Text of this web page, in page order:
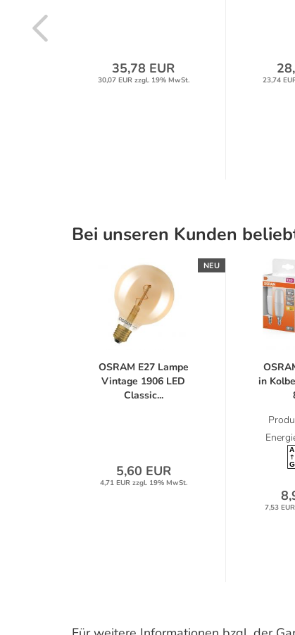
35,78 EUR
30,07 EUR zzgl. 19% MwSt. 23,74
Bei unseren Kunden
NEU
OSRAM E27 Lampe
Vintage 1906 LED
Classic...
5,60 EUR
4,71 EUR zzgl. 19% MwSt.
in
A
G
7,53